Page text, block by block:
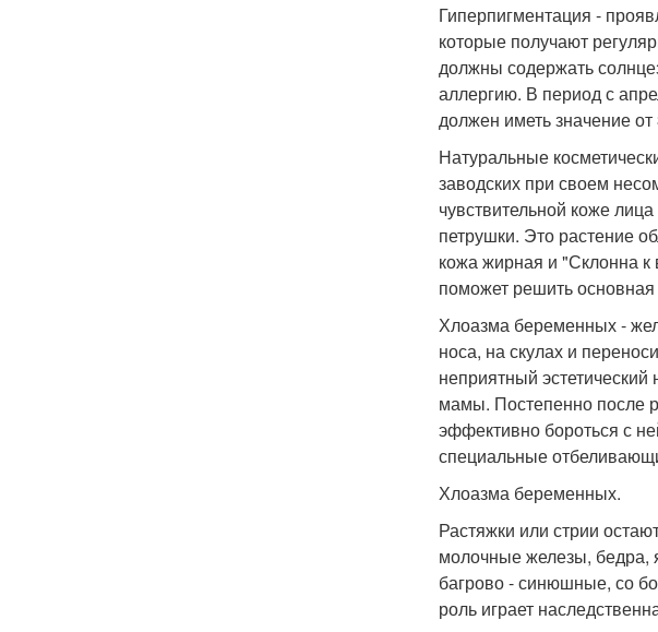
Гиперпигментация -
которые получают
должны содержать
аллергию. В период с
должен иметь значение
Натуральные
заводских при своем
чувствительной коже
петрушки. Это растение
кожа жирная и "Склонна
поможет решить
Хлоазма беременных -
носа, на скулах и
неприятный
мамы. Постепенно после
эффективно бороться с
специальные
Хлоазма беременных.
Растяжки или стрии
молочные железы, бедра,
багрово - синюшные, со
роль играет